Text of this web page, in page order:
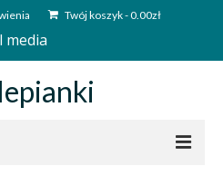
Twój koszyk-0.00zł
media